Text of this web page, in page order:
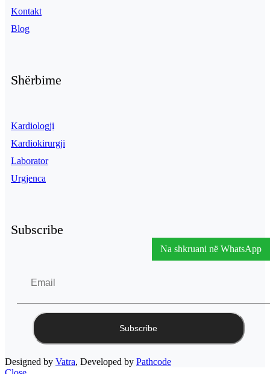
Kontakt
Blog
Shërbime
Kardiologji
Kardiokirurgji
Laborator
Urgjenca
Subscribe
Designed by Vatra, Developed by Pathcode
Na shkruani në WhatsApp